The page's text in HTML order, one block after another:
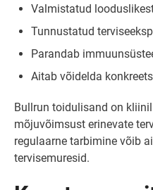
Valmistatud
Tunnustatud
Parandab
Aitab võidelda
Bullrun toidulisand on
mõjuvõimsust erinevate
regulaarne tarbimine võib
tervisemuresid.